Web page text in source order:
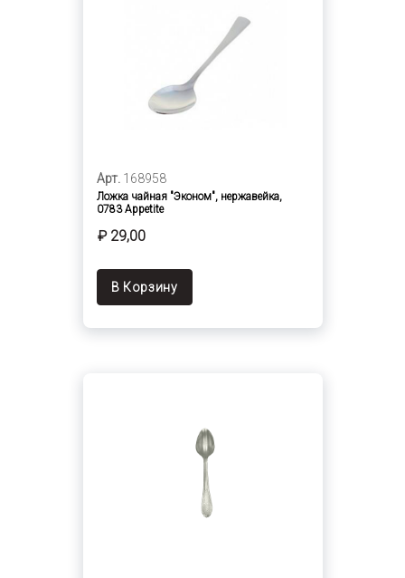
Арт. 168958
Ложка чайная "Эконом", нержавейка,
0783 Appetite
₽ 29,00
В Корзину